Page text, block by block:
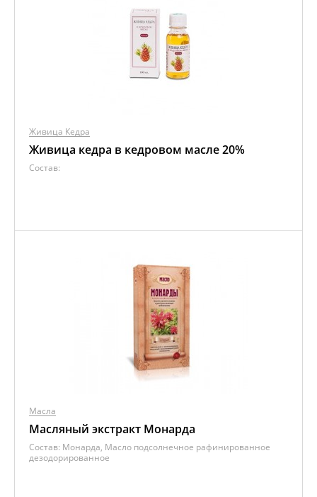
Живица Кедра
Живица кедра в кедровом масле 20%
Состав:
Масла
Масляный экстракт Монарда
Состав: Монарда, Масло подсолнечное рафинированное
дезодорированное